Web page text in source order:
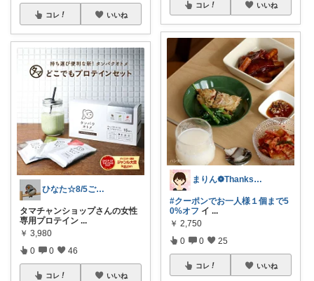
コレ いいね
ひなた☆8/5ご購入感謝です❤️
タマチャンショップさんの女性
専用プロテイン ...
￥ 3,980
0 0 46
コレ いいね
コレ いいね
まりん❁Thanks a lot‪ ❤︎
#クーポンでお一人様１個まで5
0%オフ イ ...
￥ 2,750
0 0 25
コレ いいね